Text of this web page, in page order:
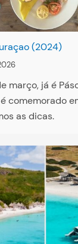
(2024)
março, já é
comemorado
as dicas.